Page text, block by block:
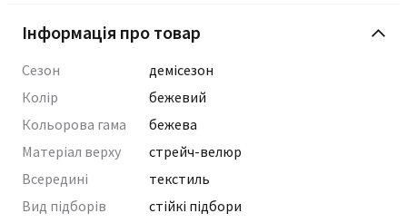
Інформація про товар
Сезон
демісезон
Колір
бежевий
Кольорова гама
бежева
Матеріал верху
стрейч-велюр
Всередині
текстиль
Вид підборів
стійкі підбори